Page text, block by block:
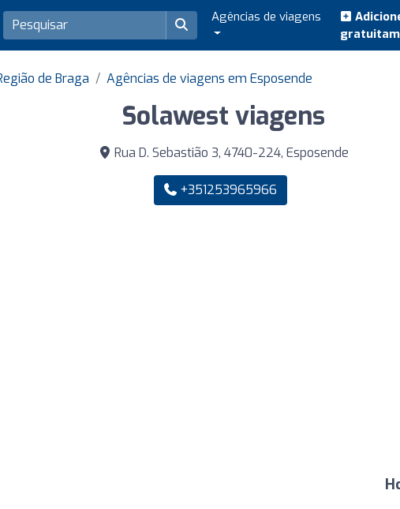
Agências de viagens
de Braga Agências de viagens em Esposende
Solawest viagens
Rua D. Sebastião 3, 4740-224, Esposende
+351253965966